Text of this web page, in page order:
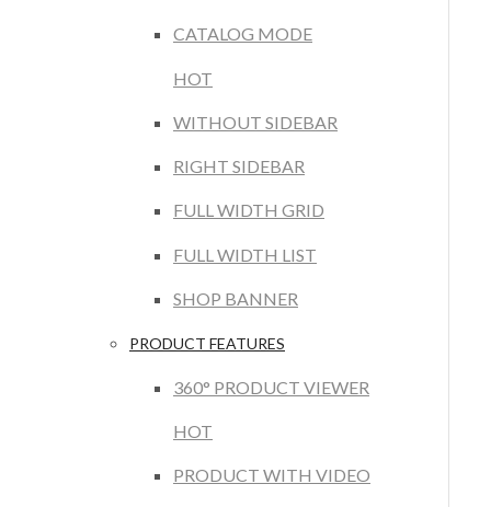
CATALOG MODE
HOT
WITHOUT SIDEBAR
RIGHT SIDEBAR
FULL WIDTH GRID
FULL WIDTH LIST
SHOP BANNER
PRODUCT FEATURES
360° PRODUCT VIEWER
HOT
PRODUCT WITH VIDEO